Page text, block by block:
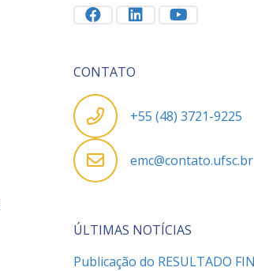
CONTATO
+55 (48) 3721-9225
emc@contato.ufsc.br
ÚLTIMAS NOTÍCIAS
Publicação do RESULTADO